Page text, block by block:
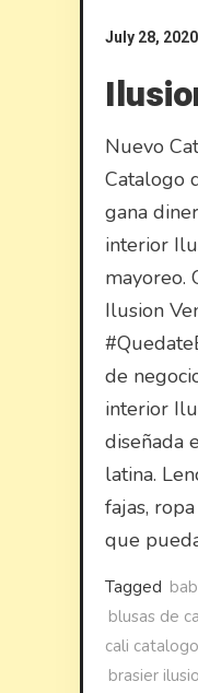
July 28, 2020
Nuevo
Catalogo
gana
interior
mayoreo.
Ilusion
de
interior
diseñada
latina.
fajas,
que
Tagged
blusas de
cali catalogo
brasier